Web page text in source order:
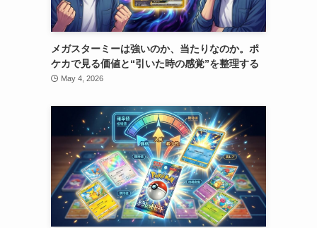
メガスターミーは強いのか、当たりなのか。ポ
ケカで見る価値と“引いた時の感覚”を整理する
May 4, 2026